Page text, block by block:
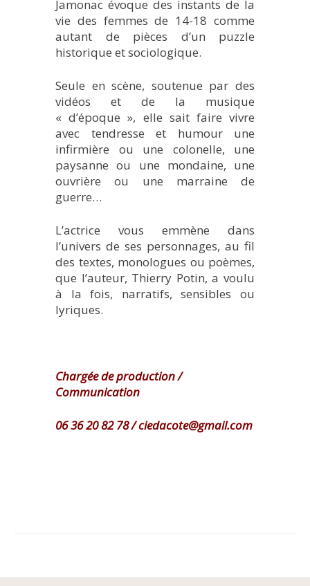
Jamonac évoque des instants de la
vie des femmes de 14-18 comme
autant de pièces d’un puzzle
historique et sociologique.
Seule en scène, soutenue par des
vidéos et de la musique
« d’époque », elle sait faire vivre
avec tendresse et humour une
infirmière ou une colonelle, une
paysanne ou une mondaine, une
ouvrière ou une marraine de
guerre…
L’actrice vous emmène dans
l’univers de ses personnages, au fil
des textes, monologues ou poèmes,
que l’auteur, Thierry Potin, a voulu
à la fois, narratifs, sensibles ou
lyriques.
Chargée de production /
Communication
06 36 20 82 78 / ciedacote@gmail.com